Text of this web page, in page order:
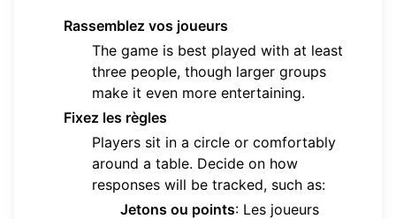
Rassemblez vos joueurs
The game is best played with at least
three people, though larger groups
make it even more entertaining.
Fixez les règles
Players sit in a circle or comfortably
around a table. Decide on how
responses will be tracked, such as:
Jetons ou points: Les joueurs